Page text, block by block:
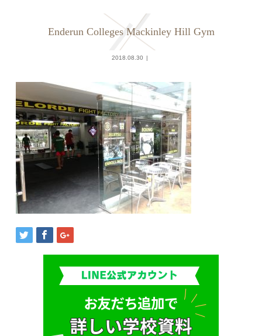
Enderun Colleges Mackinley Hill Gym
2018.08.30